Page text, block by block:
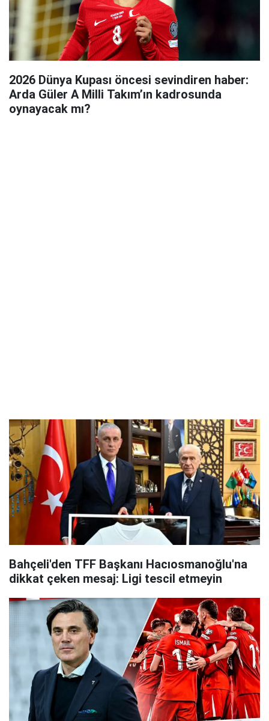
2026 Dünya Kupası öncesi sevindiren haber:
Arda Güler A Milli Takım’ın kadrosunda
oynayacak mı?
Bahçeli'den TFF Başkanı Hacıosmanoğlu'na
dikkat çeken mesaj: Ligi tescil etmeyin